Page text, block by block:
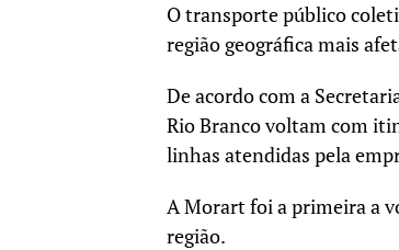
O transporte público
região geográfica mais
De acordo com a
Rio Branco voltam com
linhas atendidas pela
A Morart foi a primeira a
região.